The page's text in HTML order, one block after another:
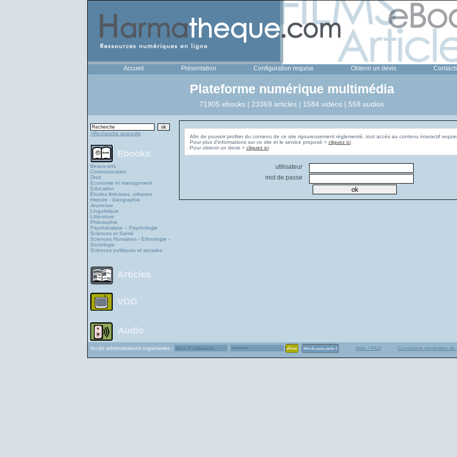
Accueil Présentation Configuration requise Obtenir un devis
Plateforme numérique multimédia
71905 ebooks | 23369 articles | 1584 vidéos | 559 audios
>Recherche avancée
Ebooks
Beaux-arts
Communication
Droit
Economie et management
Education
Études littéraires, critiques
Histoire - Géographie
Jeunesse
Linguistique
Littérature
Philosophie
Psychanalyse – Psychologie
Sciences et Santé
Sciences Humaines - Ethnologie -
Sociologie
Sciences politiques et sociales
Articles
VOD
Audio
Afin de pouvoir profiter du contenu de ce site rigoureusement réglementé, tout accès au contenu interactif
Pour plus d'informations sur ce site et le service proposé > cliquez ici
Pour obtenir un devis > cliquez ici
utilisateur
mot de passe
Accès administrations organismes : Aide / FAQ Conditions générales de